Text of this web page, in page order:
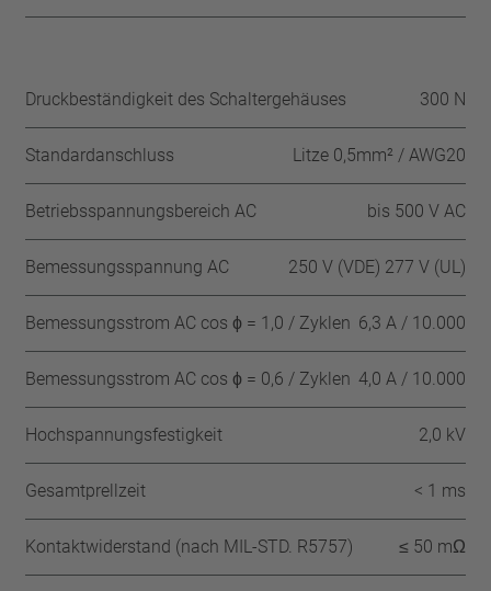
Druckbeständigkeit des Schaltergehäuses 300 N
Standardanschluss Litze 0,5mm² / AWG20
Betriebsspannungsbereich AC bis 500 V AC
Bemessungsspannung AC 250 V (VDE) 277 V (UL)
Bemessungsstrom AC cos ϕ = 1,0 / Zyklen 6,3 A / 10.000
Bemessungsstrom AC cos ϕ = 0,6 / Zyklen 4,0 A / 10.000
Hochspannungsfestigkeit 2,0 kV
Gesamtprellzeit < 1 ms
Kontaktwiderstand (nach MIL-STD. R5757) ≤ 50 mΩ